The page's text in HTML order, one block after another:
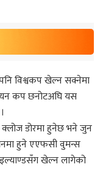
विश्वकप खेल्न सक्नेमा
कप छनोटअघि यस
डोरमा हुनेछ भने जुन
हुने एएफसी वुमन्स
खेल्न लागेको